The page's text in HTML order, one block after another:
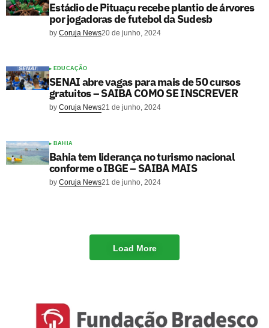
Estádio de Pituaçu recebe plantio de árvores
por jogadoras de futebol da Sudesb
by Coruja News20 de junho, 2024
EDUCAÇÃO
SENAI abre vagas para mais de 50 cursos
gratuitos – SAIBA COMO SE INSCREVER
by Coruja News21 de junho, 2024
BAHIA
Bahia tem liderança no turismo nacional
conforme o IBGE – SAIBA MAIS
by Coruja News21 de junho, 2024
Load More